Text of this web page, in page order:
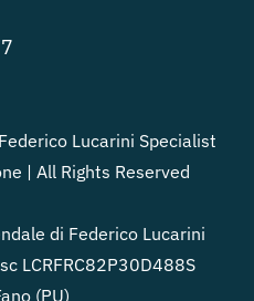
Lucarini Specialist
| All Rights Reserved
di Federico Lucarini
LCRFRC82P30D488S
(PU)